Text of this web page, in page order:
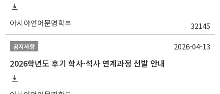
아시아언어문명학부 32145
공지사항
2026학년도 후기 학사·석사 연계과정 선발 안내
2026-04-13